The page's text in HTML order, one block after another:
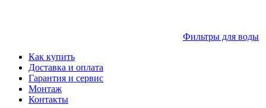
Фильтры для воды
Как купить
Доставка и оплата
Гарантия и сервис
Монтаж
Контакты